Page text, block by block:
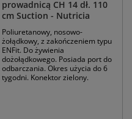
prowadnicą CH 14 dł. 110
cm Suction - Nutricia
Poliuretanowy, nosowo-
żołądkowy, z zakończeniem typu
ENFit. Do żywienia
dożołądkowego. Posiada port do
odbarczania. Okres użycia do 6
tygodni. Konektor zielony.